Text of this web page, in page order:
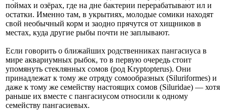
поймах и озёрах, где на дне бактерии перерабатывают ил и
остатки. Именно там, в укрытиях, молодые сомики находят
свой необычный корм и заодно прячутся от хищников в
местах, куда другие рыбы почти не заплывают.
Если говорить о ближайших родственниках пангасиуса в
мире аквариумных рыбок, то в первую очередь стоит
упомянуть стеклянных сомов (род Kryptopterus). Они
принадлежат к тому же отряду сомообразных (Siluriformes) и
даже к тому же семейству настоящих сомов (Siluridae) — хотя
раньше их вместе с пангасиусом относили к одному
семейству пангасиевых.